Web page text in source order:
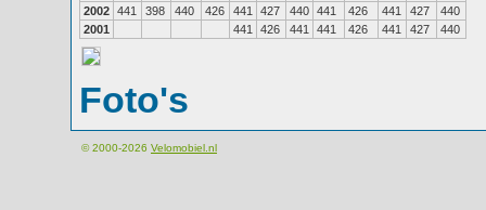
2002 441 398 440 426 441 427 440 441 426 441 427
440
2001
441 426 441 441 426 441 427 440
Foto's
© 2000-2026 Velomobiel.nl